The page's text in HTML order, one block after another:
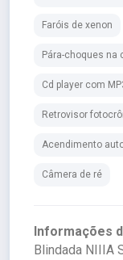
Faróis de xenon
Pára-choques na
Cd player com
Retrovisor
Acendimento
Câmera de ré
Informações
Blindada NIIIA